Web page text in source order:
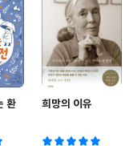
환
희망의 이유